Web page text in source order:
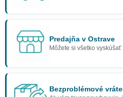
Predajňa v Ostrave
Môžete si všetko
Bezproblémové